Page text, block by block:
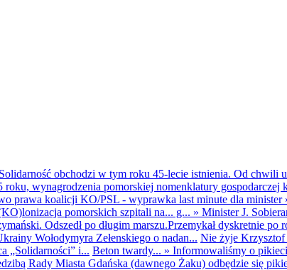
obchodzi w tym roku 45-lecie istnienia. Od chwili
wynagrodzenia pomorskiej nomenklatury gospodarczej
prawa koalicji KO/PSL - wyprawka last minute dla minister
pomorskich szpitali na... g... » Minister J.
Odszedł po długim marszu.Przemykał dyskretnie po
Wołodymyra Zełenskiego o nadan... Nie żyje Krzysztof
„Solidarności” i... Beton twardy... » Informowaliśmy o
Rady Miasta Gdańska (dawnego Żaku) odbędzie się